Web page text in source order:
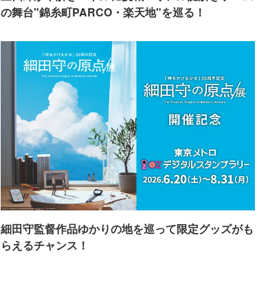
の舞台"錦糸町PARCO・楽天地"を巡る！
細田守監督作品ゆかりの地を巡って限定グッズがも
らえるチャンス！